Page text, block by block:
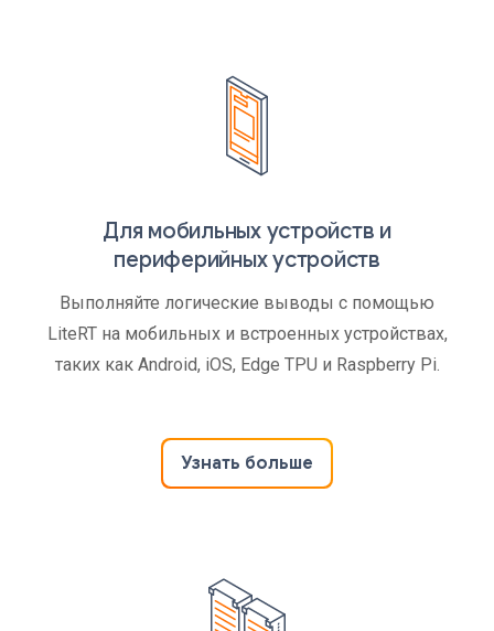
Для мобильных устройств и
периферийных устройств
Выполняйте логические выводы с помощью
LiteRT на мобильных и встроенных устройствах,
таких как Android, iOS, Edge TPU и Raspberry Pi.
Узнать больше